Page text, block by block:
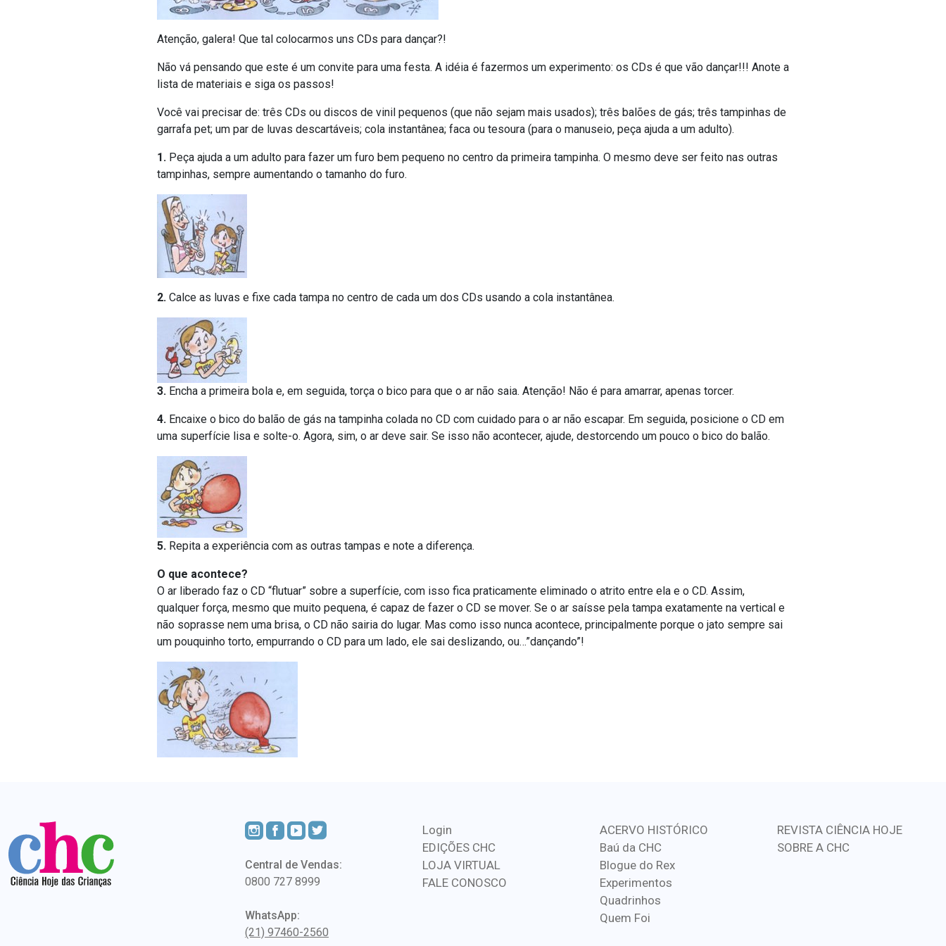
Atenção, galera! Que tal colocarmos uns CDs para dançar?!
Não vá pensando que este é um convite para uma festa. A idéia é fazermos um experimento: os CDs é que vão dançar!!! Anote a
lista de materiais e siga os passos!
Você vai precisar de: três CDs ou discos de vinil pequenos (que não sejam mais usados); três balões de gás; três tampinhas de
garrafa pet; um par de luvas descartáveis; cola instantânea; faca ou tesoura (para o manuseio, peça ajuda a um adulto).
1. Peça ajuda a um adulto para fazer um furo bem pequeno no centro da primeira tampinha. O mesmo deve ser feito nas outras
tampinhas, sempre aumentando o tamanho do furo.
2. Calce as luvas e fixe cada tampa no centro de cada um dos CDs usando a cola instantânea.
3. Encha a primeira bola e, em seguida, torça o bico para que o ar não saia. Atenção! Não é para amarrar, apenas torcer.
4. Encaixe o bico do balão de gás na tampinha colada no CD com cuidado para o ar não escapar. Em seguida, posicione o CD em
uma superfície lisa e solte-o. Agora, sim, o ar deve sair. Se isso não acontecer, ajude, destorcendo um pouco o bico do balão.
5. Repita a experiência com as outras tampas e note a diferença.
O que acontece?
O ar liberado faz o CD “flutuar” sobre a superfície, com isso fica praticamente eliminado o atrito entre ela e o CD. Assim,
qualquer força, mesmo que muito pequena, é capaz de fazer o CD se mover. Se o ar saísse pela tampa exatamente na vertical e
não soprasse nem uma brisa, o CD não sairia do lugar. Mas como isso nunca acontece, principalmente porque o jato sempre sai
um pouquinho torto, empurrando o CD para um lado, ele sai deslizando, ou…”dançando”!
Central de Vendas:
0800 727 8999
WhatsApp:
(21) 97460-2560
Login
EDIÇÕES CHC
LOJA VIRTUAL
FALE CONOSCO
ACERVO HISTÓRICO
Baú da CHC
Blogue do Rex
Experimentos
Quadrinhos
Quem Foi
REVISTA CIÊNCIA HOJE
SOBRE A CHC